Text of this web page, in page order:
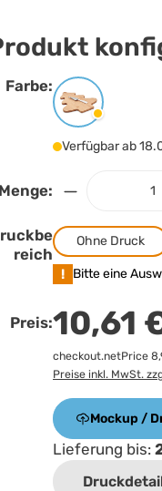
Farbe:Farbe
Holz
Verfügbar ab
Menge:
reich
Ohne Druck
! Bitte eine
Preis:10,61
checkout.netPrice
Preise inkl. MwSt.
Mockup /
Lieferung bis: